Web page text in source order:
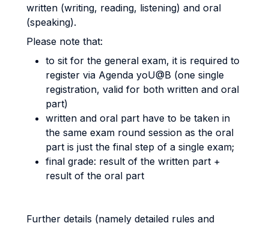
written (writing, reading, listening) and oral
(speaking).
Please note that:
to sit for the general exam, it is required to
register via Agenda yoU@B (one single
registration, valid for both written and oral
part)
written and oral part have to be taken in
the same exam round session as the oral
part is just the final step of a single exam;
final grade: result of the written part +
result of the oral part
Further details (namely detailed rules and